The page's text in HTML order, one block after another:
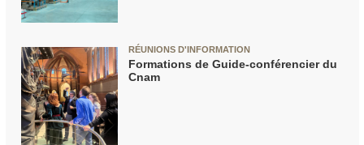
RÉUNIONS D'INFORMATION
Formations de Guide-conférencier du
Cnam